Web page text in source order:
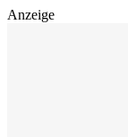
Anzeige